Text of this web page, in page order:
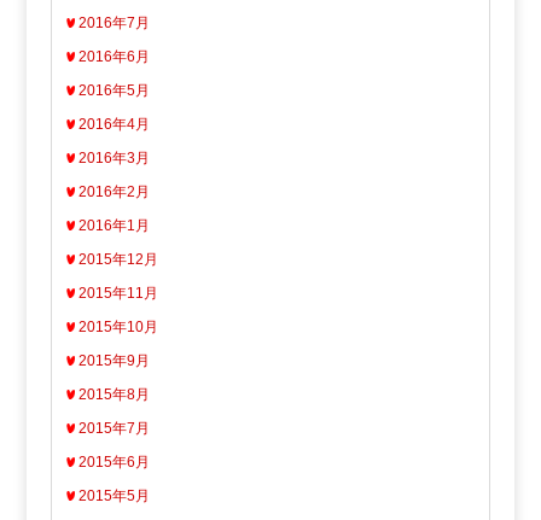
2016年7月
2016年6月
2016年5月
2016年4月
2016年3月
2016年2月
2016年1月
2015年12月
2015年11月
2015年10月
2015年9月
2015年8月
2015年7月
2015年6月
2015年5月